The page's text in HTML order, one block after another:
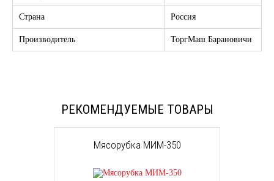
Страна Россия
Производитель ТоргМаш Барановичи
РЕКОМЕНДУЕМЫЕ ТОВАРЫ
Мясорубка МИМ-350